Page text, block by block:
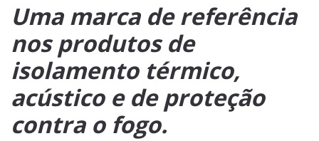
Uma marca de referência
nos produtos de
isolamento térmico,
acústico e de proteção
contra o fogo.